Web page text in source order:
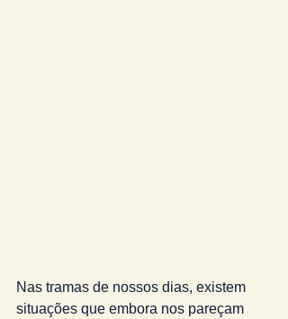
Nas tramas de nossos dias, existem
situações que embora nos pareçam